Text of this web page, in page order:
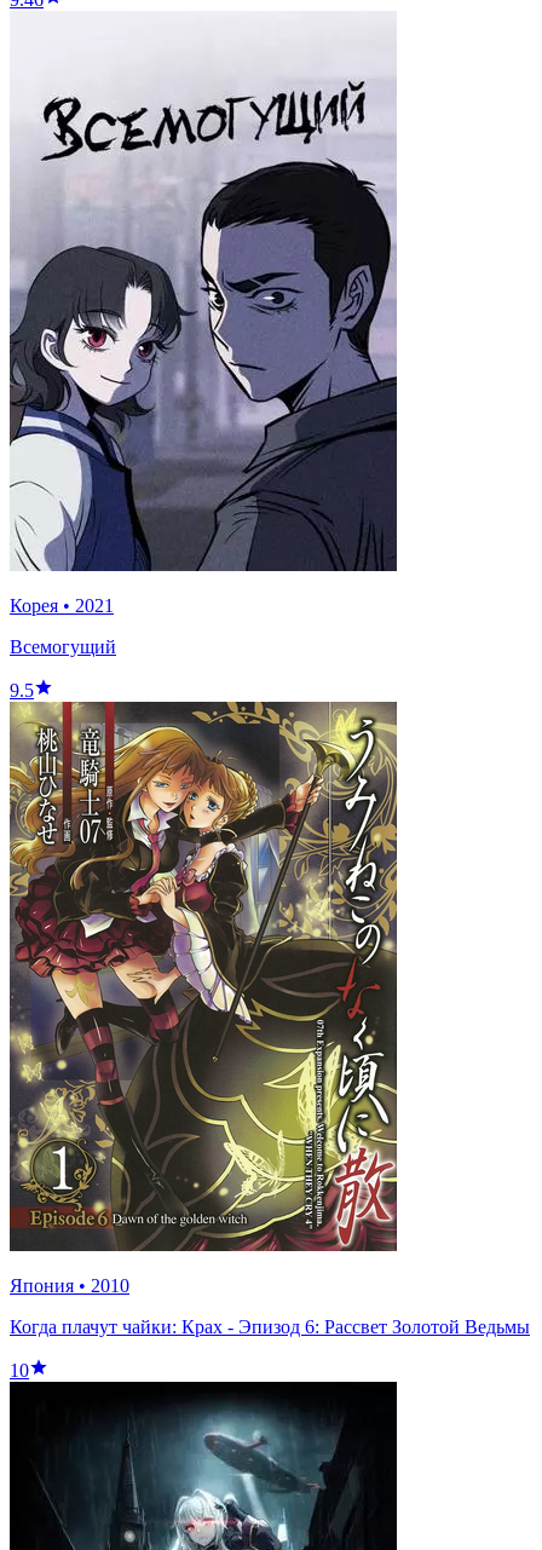
Корея • 2021
Всемогущий
9.5
Япония • 2010
Когда плачут чайки: Крах - Эпизод 6: Рассвет Золотой Ведьмы
10